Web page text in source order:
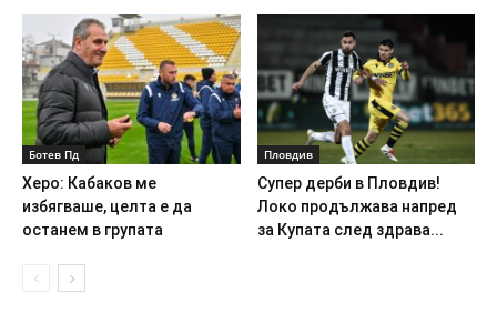
Ботев Пд
Херо: Кабаков ме
избягваше, целта е да
останем в групата
Пловдив
Супер дерби в Пловдив!
Локо продължава напред
за Купата след здрава...